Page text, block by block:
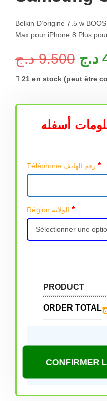
Belkin D’origine 7.5 w
Max pour iPhone 8 Plus
9.500 د.ج د.ج
21 en stock (peut être
أسفله
*
*
PRODUCT
ORDER TOTAL